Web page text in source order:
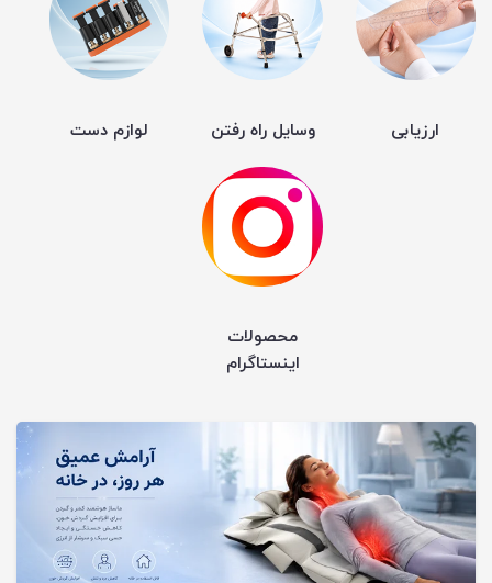
ارزیابی وسایل راه رفتن لوازم دست
محصولات
اینستاگرام